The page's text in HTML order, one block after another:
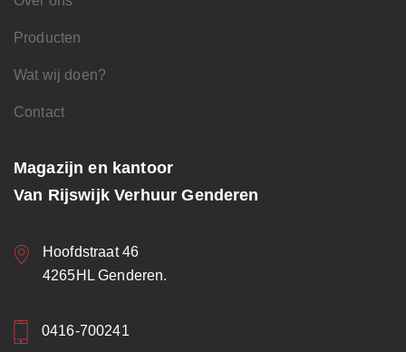
Producten
Wat wij doen?
Contact
Magazijn en kantoor
Van Rijswijk Verhuur Genderen
Hoofdstraat 46
4265HL Genderen.
0416-700241